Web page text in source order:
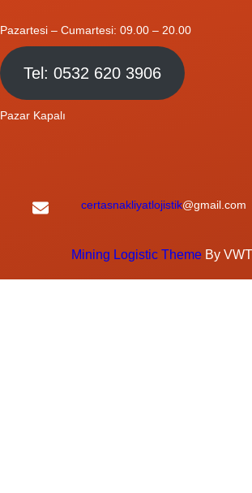
Pazartesi – Cumartesi: 09.00 – 20.00
Tel: 0532 620 3906
Pazar Kapalı
certasnakliyatlojistik@gmail.com
Mining Logistic Theme By